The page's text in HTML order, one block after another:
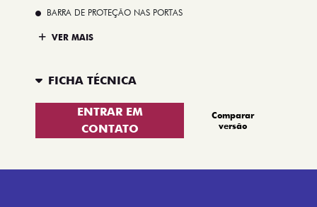
BARRA DE PROTEÇÃO NAS PORTAS
VER MAIS
FICHA TÉCNICA
ENTRAR EM
CONTATO
Comparar
versão